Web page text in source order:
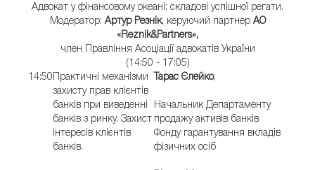
Адвокат у фінансовому океані: складові успішної регати.
Модератор: Артур Резнік, керуючий партнер АО
«Reznik&Partners»,
член Правління Асоціації адвокатів України
(14:50 - 17:05)
14:50 Практичні механізми
захисту прав клієнтів
банків при виведенні
банків з ринку. Захист
інтересів клієнтів
банків.
Тарас Єлейко,
Начальник Департаменту
продажу активів банків
Фонду гарантування вкладів
фізичних осіб